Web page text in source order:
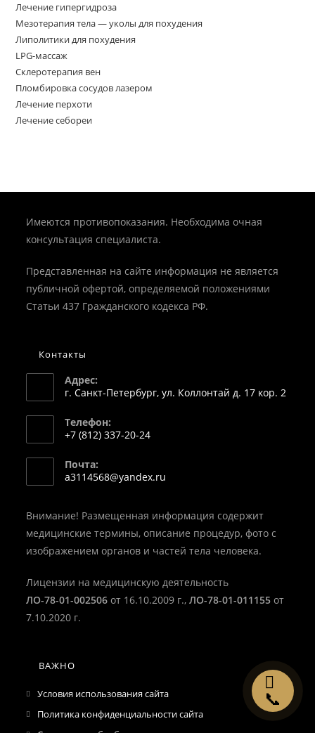
Лечение гипергидроза
Мезотерапия тела — уколы для похудения
Липолитики для похудения
LPG-массаж
Склеротерапия вен
Пломбировка сосудов лазером
Лечение перхоти
Лечение себореи
Имеются противопоказания. Необходима очная
консультация специалиста.
Представленная на сайте информация не является
публичной офертой, определяемой положениями
Статьи 437 Гражданского кодекса РФ.
📞
✉
Контакты
Адрес:
г. Санкт-Петербург, ул. Коллонтай д. 17 кор. 2
Телефон:
+7 (812) 337-20-24
в
вашем
Почта:
a3114568@yandex.ru
приложении
Внимание! Размещенная информация содержит
медицинские термины, описание процедур, фото с
изображением органов и частей тела человека.
Лицензии на медицинскую деятельность
ЛО-78-01-002506 от 16.10.2009 г.,ЛО-78-01-011155 от
7.10.2020 г.
ВАЖНО
Условия использования сайта
Политика конфиденциальности сайта